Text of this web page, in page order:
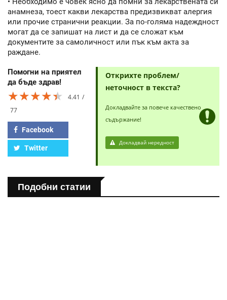
анамнеза, тоест какви лекарства предизвикват алергия
или прочие странични реакции. За по-голяма надеждност
могат да се запишат на лист и да се сложат към
документите за самоличност или пък към акта за
раждане.
Помогни на приятел
да бъде здрав!
★★★★★
★★★★★
★★★★★
4.41
77
Facebook
Twitter
Открихте проблем/
неточност в текста?
Докладвайте за повече качествено
съдържание!
Докладвай нередност
Подобни статии